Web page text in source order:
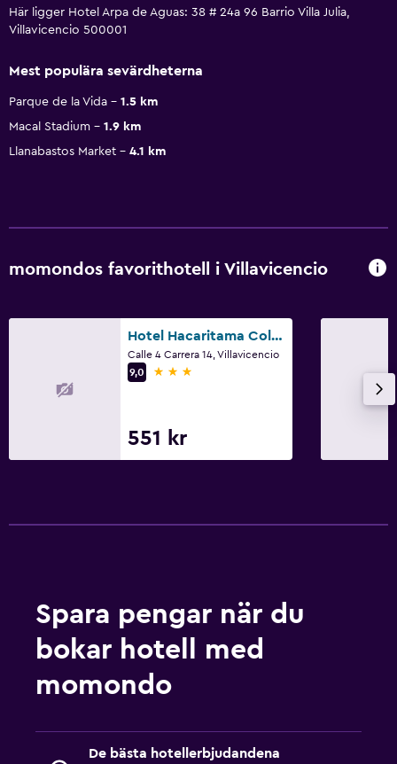
Här ligger Hotel Arpa de Aguas: 38 # 24a 96 Barrio Villa Julia,
Villavicencio 500001
Mest populära sevärdheterna
Parque de la Vida
1.5 km
Macal Stadium
1.9 km
Llanabastos Market
4.1 km
momondos favorithotell i Villavicencio
Hotel Hacaritama Colonial
Calle 4 Carrera 14, Villavicencio
9,0
3 stjärnor
551 kr
Spara pengar när du
bokar hotell med
momondo
De bästa hotellerbjudandena